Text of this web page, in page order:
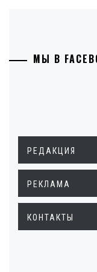
МЫ В
РЕДАКЦИЯ
РЕКЛАМА
КОНТАКТЫ